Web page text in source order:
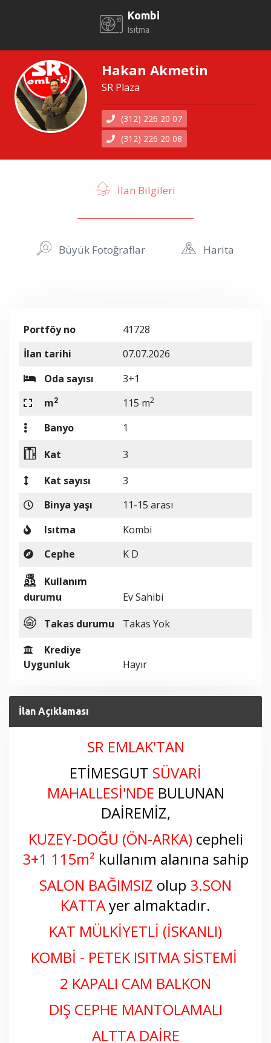
Kombi
Isıtma
Hakan Akmetin
SR Plaza
(312) 226 20 07
(312) 226 20 08
İlan Bilgileri
Büyük Fotoğraflar Harita
Portföy no
41728
İlan tarihi
07.07.2026
Oda sayısı
3+1
m2 115 m2
Banyo
1
Kat
3
Kat sayısı
3
Binya yaşı
11-15 arası
Isıtma
Kombi
Cephe
K D
Kullanım
durumu
Ev Sahibi
Takas durumu
Takas Yok
Krediye
Uygunluk
Hayır
İlan Açıklaması
SR EMLAK'TAN
ETİMESGUT SÜVARİ
MAHALLESİ'NDE BULUNAN
DAİREMİZ,
KUZEY-DOĞU (ÖN-ARKA) cepheli
3+1 115m² kullanım alanına sahip
SALON BAĞIMSIZ olup 3.SON
KATTAyer almaktadır.
KAT MÜLKİYETLİ (İSKANLI)
KOMBİ - PETEK ISITMA SİSTEMİ
2 KAPALI CAM BALKON
DIŞ CEPHE MANTOLAMALI
ALTTA DAİRE